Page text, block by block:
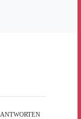
ANTWORTEN